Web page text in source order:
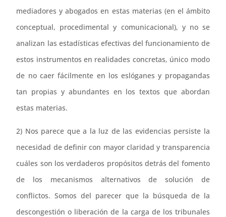
mediadores y abogados en estas materias (en el ámbito
conceptual, procedimental y comunicacional), y no se
analizan las estadísticas efectivas del funcionamiento de
estos instrumentos en realidades concretas, único modo
de no caer fácilmente en los eslóganes y propagandas
tan propias y abundantes en los textos que abordan
estas materias.
2) Nos parece que a la luz de las evidencias persiste la
necesidad de definir con mayor claridad y transparencia
cuáles son los verdaderos propósitos detrás del fomento
de los mecanismos alternativos de solución de
conflictos. Somos del parecer que la búsqueda de la
descongestión o liberación de la carga de los tribunales